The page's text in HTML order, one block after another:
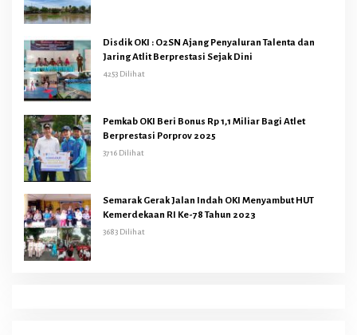
Disdik OKI : O2SN Ajang Penyaluran Talenta dan
Jaring Atlit Berprestasi Sejak Dini
4253 Dilihat
Pemkab OKI Beri Bonus Rp 1,1 Miliar Bagi Atlet
Berprestasi Porprov 2025
3716 Dilihat
Semarak Gerak Jalan Indah OKI Menyambut HUT
Kemerdekaan RI Ke-78 Tahun 2023
3683 Dilihat